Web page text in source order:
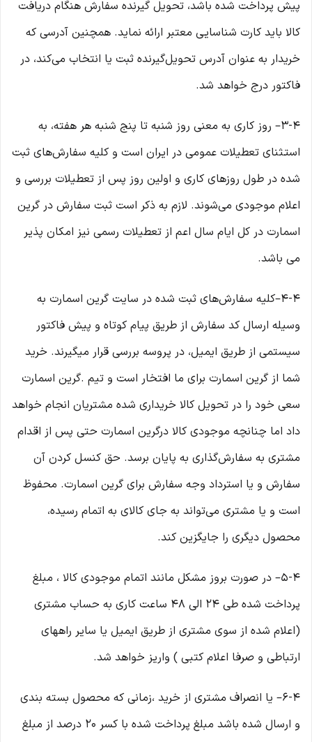
پیش پرداخت شده باشد، تحویل گیرنده سفارش هنگام دریافت
کالا باید کارت شناسایی معتبر ارائه نماید. همچنین آدرسی که
خریدار به عنوان آدرس تحویل‌گیرنده ثبت یا انتخاب می‌کند، در
فاکتور درج خواهد شد.
3-۴– روز کاری به معنی روز شنبه تا پنج شنبه هر هفته، به
استثنای تعطیلات عمومی در ایران است و کلیه سفارش‏‌های ثبت
شده در طول روزهای کاری و اولین روز پس از تعطیلات بررسی و
اعلام موجودی می‌‏شوند. لازم به ذکر است ثبت سفارش در گرین
اسمارت در کل ایام سال اعم از تعطیلات رسمی نیز امکان پذیر
می باشد.
4-۴–کلیه سفارش‌‏های ثبت شده در سایت گرین اسمارت به
وسیله ارسال کد سفارش از طریق پیام کوتاه و پیش فاکتور
سیستمی از طریق ایمیل، در پروسه بررسی قرار میگیرند. خرید
شما از گرین اسمارت برای ما افتخار است و تیم .گرین اسمارت
سعی خود را در تحویل کالا خریداری شده مشتریان انجام خواهد
داد اما چنانچه موجودی کالا درگرین اسمارت حتی پس از اقدام
مشتری به سفارش‌‏گذاری به پایان برسد. حق کنسل کردن آن
سفارش و یا استرداد وجه سفارش برای گرین اسمارت. محفوظ
است و یا مشتری می‏‌تواند به جای کالای به اتمام رسیده،
محصول دیگری را جایگزین کند.
5-۴– در صورت بروز مشکل مانند اتمام موجودی کالا ، مبلغ
پرداخت شده طی ۲۴ الی ۴۸ ساعت کاری به حساب مشتری
(اعلام شده از سوی مشتری از طریق ایمیل یا سایر راههای
ارتباطی و صرفا اعلام کتبی ) واریز خواهد شد.
6-۴– یا انصراف مشتری از خرید ،زمانی که محصول بسته بندی
و ارسال شده باشد مبلغ پرداخت شده با کسر ۲۰ درصد از مبلغ